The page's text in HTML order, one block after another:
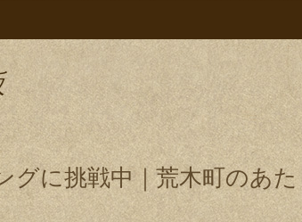
グに挑戦中｜荒木町のあた